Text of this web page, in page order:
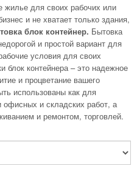
для своих рабочих или
и не хватает только здания,
блок контейнер. Бытовка
и простой вариант для
условия для своих
блок контейнера – это надежное
и процветание вашего
использованы как для
офисных и складских работ, а
и ремонтом, торговлей.